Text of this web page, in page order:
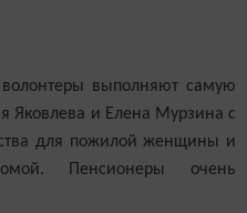
выполняют самую
Яковлева и Елена Мурзина с
для пожилой женщины и
Пенсионеры очень